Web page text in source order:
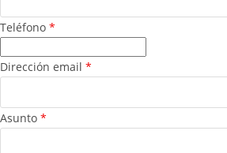
Teléfono *
Dirección email *
Asunto *